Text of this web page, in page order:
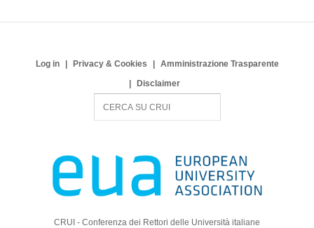
Log in Privacy & Cookies
Amministrazione Trasparente
Disclaimer
c
CRUI - Conferenza dei Rettori delle Università italiane